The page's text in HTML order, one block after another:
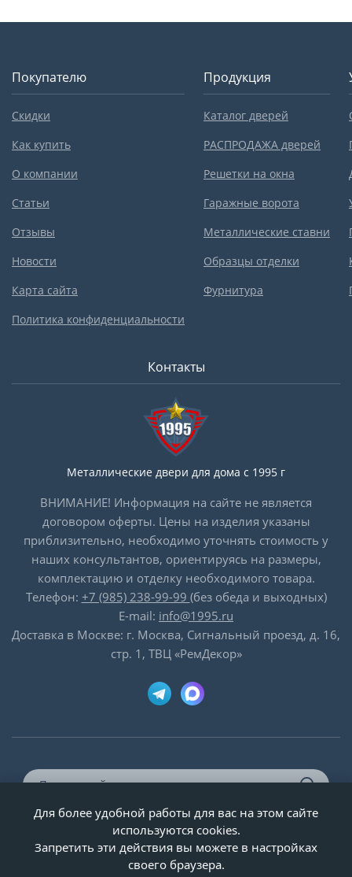
Покупателю
Скидки
Как купить
О компании
Статьи
Отзывы
Новости
Карта сайта
Политика конфиденциальности
Продукция
Каталог дверей
РАСПРОДАЖА дверей
Решетки на окна
Гаражные ворота
Металлические ставни
Образцы отделки
Фурнитура
Контакты
Металлические двери для дома с 1995 г
ВНИМАНИЕ! Информация на сайте не является
договором оферты. Цены на изделия указаны
приблизительно, необходимо уточнять стоимость у
наших консультантов, ориентируясь на размеры,
комплектацию и отделку необходимого товара.
Телефон: +7 (985) 238-99-99 (без обеда и выходных)
E-mail: info@1995.ru
Доставка в Москве: г. Москва, Сигнальный проезд, д. 16,
стр. 1, ТВЦ «РемДекор»
© ООО «Двери-и-точка», ИНН 5020092947, 1995-2026 г.
Для более удобной работы для вас на этом сайте
используются cookies.
Запретить эти действия вы можете в настройках
своего браузера.